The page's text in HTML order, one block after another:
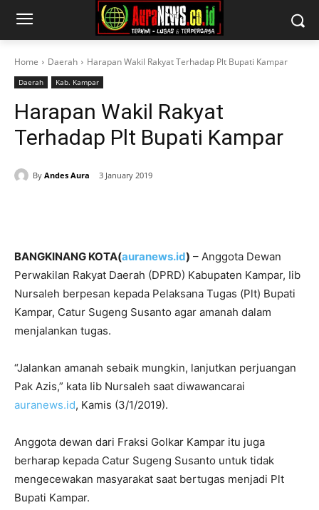
Home Daerah Harapan Wakil Rakyat Terhadap Plt Bupati Kampar
Daerah Kab. Kampar
Harapan Wakil Rakyat
Terhadap Plt Bupati Kampar
By Andes Aura 3 January 2019
BANGKINANG KOTA(auranews.id) – Anggota Dewan
Perwakilan Rakyat Daerah (DPRD) Kabupaten Kampar, Iib
Nursaleh berpesan kepada Pelaksana Tugas (Plt) Bupati
Kampar, Catur Sugeng Susanto agar amanah dalam
menjalankan tugas.
“Jalankan amanah sebaik mungkin, lanjutkan perjuangan
Pak Azis,” kata Iib Nursaleh saat diwawancarai
auranews.id, Kamis (3/1/2019).
Anggota dewan dari Fraksi Golkar Kampar itu juga
berharap kepada Catur Sugeng Susanto untuk tidak
mengecewakan masyarakat saat bertugas menjadi Plt
Bupati Kampar.